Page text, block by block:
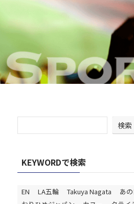
検索
KEYWORDで検索
EN LA五輪 Takuya Nagata
あ